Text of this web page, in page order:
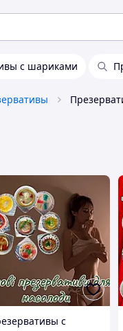
с шариками
с